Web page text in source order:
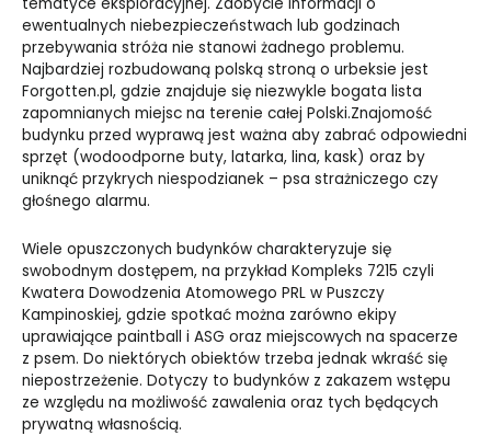
ewentualnych niebezpieczeństwach lub godzinach
przebywania stróża nie stanowi żadnego problemu.
Najbardziej rozbudowaną polską stroną o urbeksie jest
Forgotten.pl, gdzie znajduje się niezwykle bogata lista
zapomnianych miejsc na terenie całej Polski.Znajomość
budynku przed wyprawą jest ważna aby zabrać odpowiedni
sprzęt (wodoodporne buty, latarka, lina, kask) oraz by
uniknąć przykrych niespodzianek – psa strażniczego czy
głośnego alarmu.
Wiele opuszczonych budynków charakteryzuje się
swobodnym dostępem, na przykład Kompleks 7215 czyli
Kwatera Dowodzenia Atomowego PRL w Puszczy
Kampinoskiej, gdzie spotkać można zarówno ekipy
uprawiające paintball i ASG oraz miejscowych na spacerze
z psem. Do niektórych obiektów trzeba jednak wkraść się
niepostrzeżenie. Dotyczy to budynków z zakazem wstępu
ze względu na możliwość zawalenia oraz tych będących
prywatną własnością.